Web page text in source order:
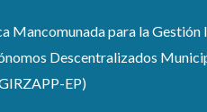
Mancomunada para la Gestión
Descentralizados
EP)